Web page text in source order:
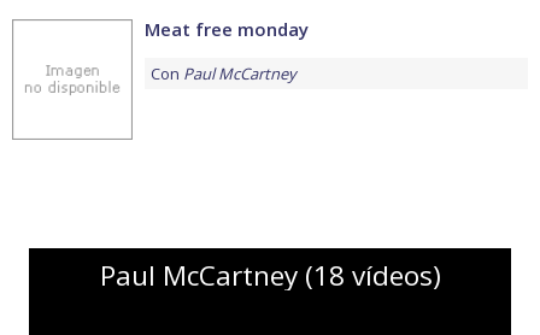
Meat free monday
Con Paul McCartney
Paul McCartney (18 vídeos)